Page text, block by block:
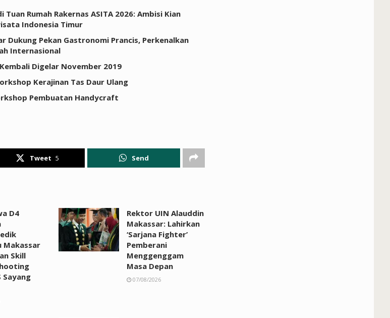
Rumah Rakernas ASITA 2026: Ambisi Kian
Indonesia Timur
Dukung Pekan Gastronomi Prancis, Perkenalkan
Internasional
Digelar November 2019
Kerajinan Tas Daur Ulang
Pembuatan Handycraft
Tweet 5 Send
D4
Makassar
Skill
Sayang
Rektor UIN Alauddin
Makassar: Lahirkan
‘Sarjana Fighter’
Pemberani
Menggenggam
Masa Depan
07/08/2026